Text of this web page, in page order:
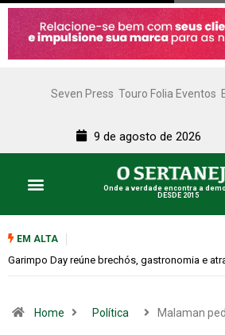
Seven Press Touro Folia Eventos
9 de agosto de 2026
Onde a verdade encontra a
DESDE 2015
EM ALTA
Bugonia transforma paranoia e conspiração
Home Política Malaman